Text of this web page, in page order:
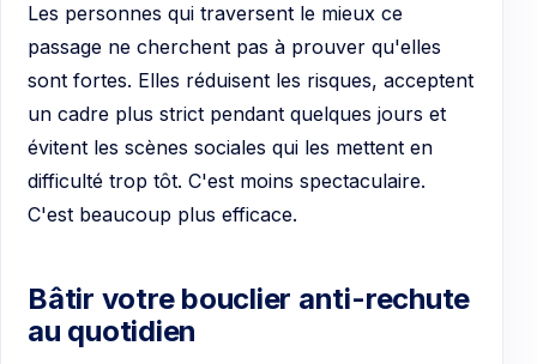
Les personnes qui traversent le mieux ce
passage ne cherchent pas à prouver qu'elles
sont fortes. Elles réduisent les risques, acceptent
un cadre plus strict pendant quelques jours et
évitent les scènes sociales qui les mettent en
difficulté trop tôt. C'est moins spectaculaire.
C'est beaucoup plus efficace.
Bâtir votre bouclier anti-rechute
au quotidien